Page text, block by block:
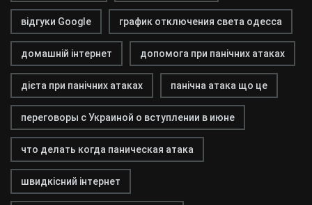
відгуки Google график отключения света одесса
домашній інтернет допомога при панічних атаках
дієта при панічних атаках панічна атака що це
переговоры с Украиной о вступлении в июне
что делать когда паническая атака
швидкісний інтернет